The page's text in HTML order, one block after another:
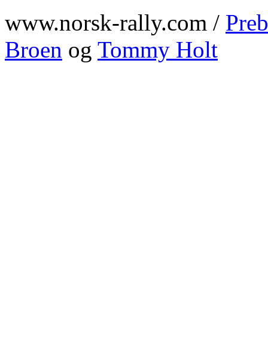
www.norsk-rally.com /
Broen og Tommy Holt